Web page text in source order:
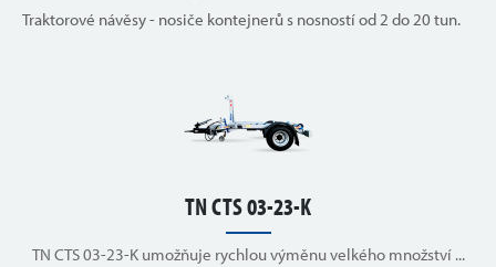
Traktorové návěsy - nosiče kontejnerů s nosností od 2 do 20 tun.
TN CTS 03-23-K
TN CTS 03-23-K umožňuje rychlou výměnu velkého množství ...